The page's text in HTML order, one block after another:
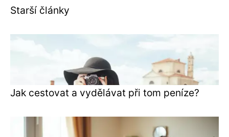
Starší články
Jak cestovat a vydělávat při tom peníze?